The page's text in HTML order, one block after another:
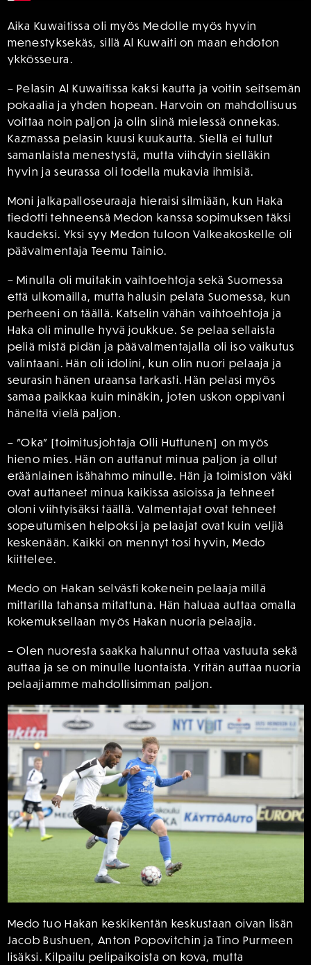
Aika Kuwaitissa oli myös Medolle myös hyvin
menestyksekäs, sillä Al Kuwaiti on maan ehdoton
ykkösseura.
– Pelasin Al Kuwaitissa kaksi kautta ja voitin seitsemän
pokaalia ja yhden hopean. Harvoin on mahdollisuus
voittaa noin paljon ja olin siinä mielessä onnekas.
Kazmassa pelasin kuusi kuukautta. Siellä ei tullut
samanlaista menestystä, mutta viihdyin sielläkin
hyvin ja seurassa oli todella mukavia ihmisiä.
Moni jalkapalloseuraaja hieraisi silmiään, kun Haka
tiedotti tehneensä Medon kanssa sopimuksen täksi
kaudeksi. Yksi syy Medon tuloon Valkeakoskelle oli
päävalmentaja Teemu Tainio.
– Minulla oli muitakin vaihtoehtoja sekä Suomessa
että ulkomailla, mutta halusin pelata Suomessa, kun
perheeni on täällä. Katselin vähän vaihtoehtoja ja
Haka oli minulle hyvä joukkue. Se pelaa sellaista
peliä mistä pidän ja päävalmentajalla oli iso vaikutus
valintaani. Hän oli idolini, kun olin nuori pelaaja ja
seurasin hänen uraansa tarkasti. Hän pelasi myös
samaa paikkaa kuin minäkin, joten uskon oppivani
häneltä vielä paljon.
– ”Oka” [toimitusjohtaja Olli Huttunen] on myös
hieno mies. Hän on auttanut minua paljon ja ollut
eräänlainen isähahmo minulle. Hän ja toimiston väki
ovat auttaneet minua kaikissa asioissa ja tehneet
oloni viihtyisäksi täällä. Valmentajat ovat tehneet
sopeutumisen helpoksi ja pelaajat ovat kuin veljiä
keskenään. Kaikki on mennyt tosi hyvin, Medo
kiittelee.
Medo on Hakan selvästi kokenein pelaaja millä
mittarilla tahansa mitattuna. Hän haluaa auttaa omalla
kokemuksellaan myös Hakan nuoria pelaajia.
– Olen nuoresta saakka halunnut ottaa vastuuta sekä
auttaa ja se on minulle luontaista. Yritän auttaa nuoria
pelaajiamme mahdollisimman paljon.
Medo tuo Hakan keskikentän keskustaan oivan lisän
Jacob Bushuen, Anton Popovitchin ja Tino Purmeen
lisäksi. Kilpailu pelipaikoista on kova, mutta